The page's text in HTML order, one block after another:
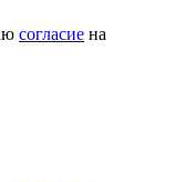
согласие на